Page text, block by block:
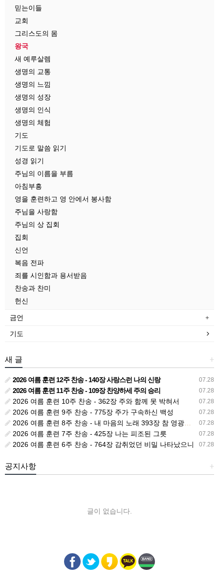
믿는이들
교회
그리스도의 몸
왕국
새 예루살렘
생명의 교통
생명의 느낌
생명의 성장
생명의 인식
생명의 체험
기도
기도로 말씀 읽기
성경 읽기
주님의 이름을 부름
아침부흥
영을 훈련하고 영 안에서 봉사함
주님을 사랑함
주님의 상 집회
집회
신언
복음 전파
죄를 시인함과 용서받음
찬송과 찬미
헌신
금언
기도
+
새 글
07.28
2026 여름 훈련 12주 찬송 - 140장 사랑스런 나의 신랑
07.28
2026 여름 훈련 11주 찬송 - 109장 찬양하세 주의 승리
07.28
2026 여름 훈련 10주 찬송 - 362장 주와 함께 못 박혀서
07.28
2026 여름 훈련 9주 찬송 - 775장 주가 구속하신 백성
07.28
2026 여름 훈련 8주 찬송 - 내 마음의 노래 393장 참 영광스런 우리 왕
07.28
2026 여름 훈련 7주 찬송 - 425장 나는 피조된 그릇
07.28
2026 여름 훈련 6주 찬송 - 764장 감취었던 비밀 나타났으니
+
공지사항
글이 없습니다.